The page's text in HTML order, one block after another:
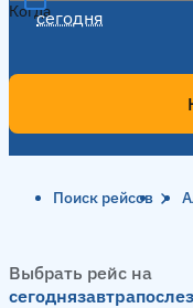
сегодня
Когда
Поиск рейсов
Выбрать рейс на
сегоднязавтра